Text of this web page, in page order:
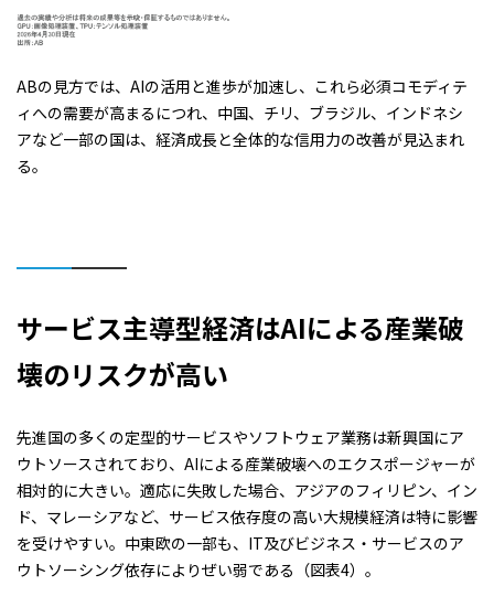
ABの見方では、AIの活用と進歩が加速し、これら必須コモディテ
ィへの需要が高まるにつれ、中国、チリ、ブラジル、インドネシ
アなど一部の国は、経済成長と全体的な信用力の改善が見込まれ
る。
サービス主導型経済はAIによる産業破
壊のリスクが高い
先進国の多くの定型的サービスやソフトウェア業務は新興国にア
ウトソースされており、AIによる産業破壊へのエクスポージャーが
相対的に大きい。適応に失敗した場合、アジアのフィリピン、イン
ド、マレーシアなど、サービス依存度の高い大規模経済は特に影響
を受けやすい。中東欧の一部も、IT及びビジネス・サービスのア
ウトソーシング依存によりぜい弱である（図表4）。